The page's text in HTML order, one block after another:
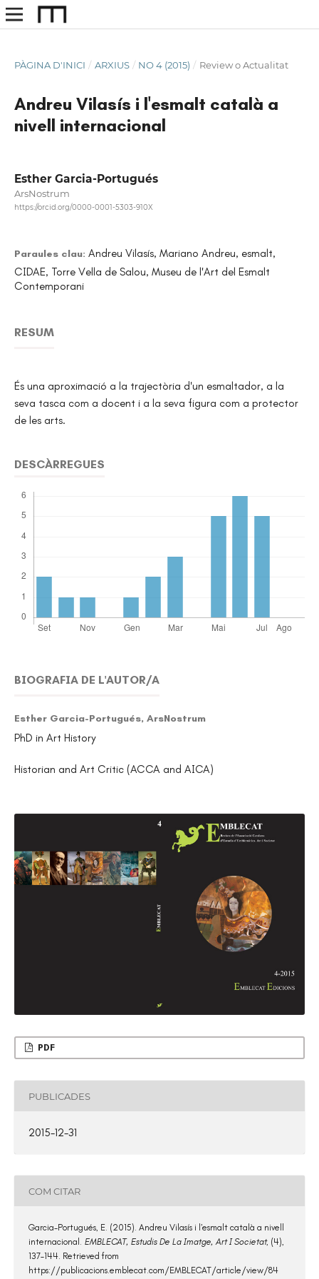
PÀGINA D'INICI / ARXIUS / NO 4 (2015) / Review o Actualitat
Andreu Vilasís i l'esmalt català a
nivell internacional
Esther Garcia-Portugués
ArsNostrum
https://orcid.org/0000-0001-5303-910X
Paraules clau: Andreu Vilasís, Mariano Andreu, esmalt,
CIDAE, Torre Vella de Salou, Museu de l'Art del Esmalt
Contemporani
RESUM
És una aproximació a la trajectòria d'un esmaltador, a la
seva tasca com a docent i a la seva figura com a protector
de les arts.
DESCÀRREGUES
BIOGRAFIA DE L'AUTOR/A
Esther Garcia-Portugués, ArsNostrum
PhD in Art History
Historian and Art Critic (ACCA and AICA)
PDF
PUBLICADES
2015-12-31
COM CITAR
Garcia-Portugués, E. (2015). Andreu Vilasís i l’esmalt català a nivell
internacional. EMBLECAT, Estudis De La Imatge, Art I Societat, (4),
137–144. Retrieved from
https://publicacions.emblecat.com/EMBLECAT/article/view/84